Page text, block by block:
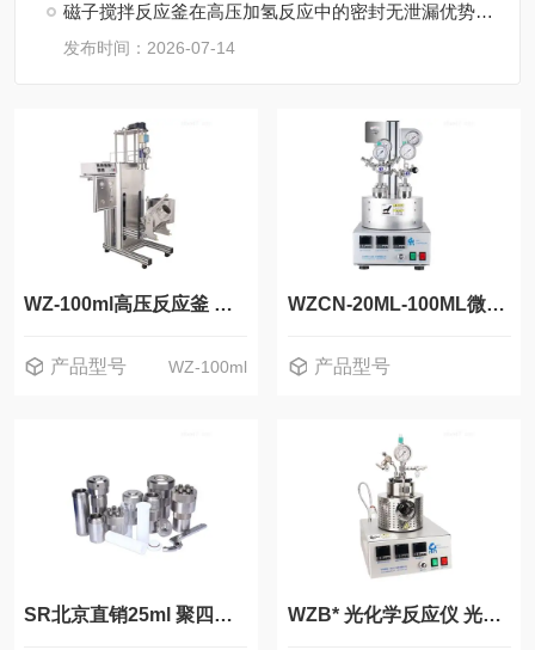
磁子搅拌反应釜在高压加氢反应中的密封无泄漏优势与应用
发布时间：2026-07-14
WZ-100ml高压反应釜 磁力搅拌反应器 加氢
产品型号 WZ-100ml
WZCN-20ML-100ML微型平行高压反应釜 实验室高压釜*
产品型号
SR北京直销25ml 聚四氟乙烯水热合成反应釜 WZB* 光化学反应仪 光催化反应装置